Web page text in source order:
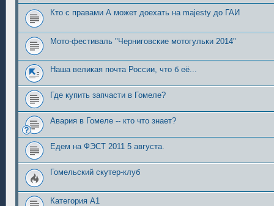
Кто с правами А может доехать на majesty до ГАИ
Мото-фестиваль "Черниговские мотогульки 2014"
Наша великая почта России, что б её...
Где купить запчасти в Гомеле?
Авария в Гомеле -- кто что знает?
Едем на ФЭСТ 2011 5 августа.
Гомельский скутер-клуб
Категория А1